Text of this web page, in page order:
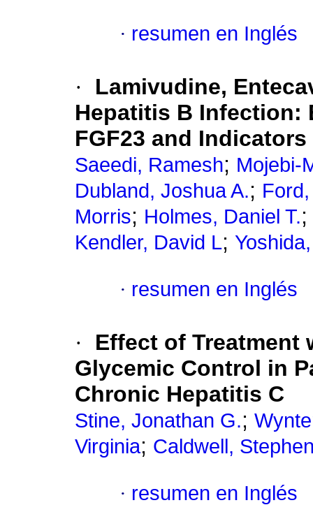
· resumen en Inglés
·
Lamivudine,
Hepatitis B Infection:
FGF23 and
Saeedi, Ramesh; Mojebi-
Dubland, Joshua A.;
Morris; Holmes, Daniel T.;
Kendler, David L;
· resumen en Inglés
·
Effect of
Glycemic Control in
Chronic Hepatitis C
Stine, Jonathan G.;
Virginia; Caldwell,
· resumen en Inglés